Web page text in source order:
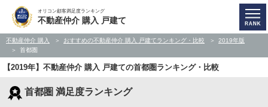
オリコン顧客満足度ランキング
不動産仲介 購入 戸建て
不動産仲介 購入 おすすめの不動産仲介 購入 戸建てランキング・比較
2019年版
首都圏
【2019年】不動産仲介 購入 戸建ての首都圏ランキング・比較
首都圏 満足度ランキング